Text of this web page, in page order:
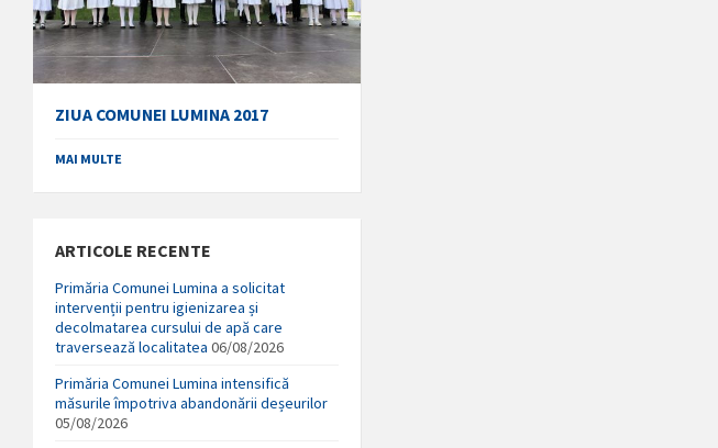
ZIUA COMUNEI LUMINA 2017
MAI MULTE
ARTICOLE RECENTE
Primăria Comunei Lumina a solicitat
intervenții pentru igienizarea și
decolmatarea cursului de apă care
traversează localitatea 06/08/2026
Primăria Comunei Lumina intensifică
măsurile împotriva abandonării deșeurilor
05/08/2026